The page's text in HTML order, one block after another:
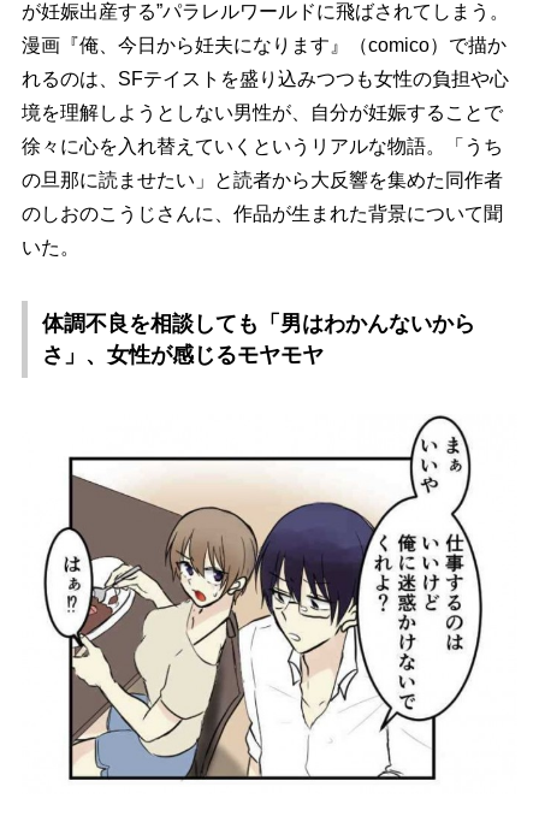
が妊娠出産する”パラレルワールドに飛ばされてしまう。
漫画『俺、今日から妊夫になります』（comico）で描か
れるのは、SFテイストを盛り込みつつも女性の負担や心
境を理解しようとしない男性が、自分が妊娠することで
徐々に心を入れ替えていくというリアルな物語。「うち
の旦那に読ませたい」と読者から大反響を集めた同作者
のしおのこうじさんに、作品が生まれた背景について聞
いた。
体調不良を相談しても「男はわかんないから
さ」、女性が感じるモヤモヤ